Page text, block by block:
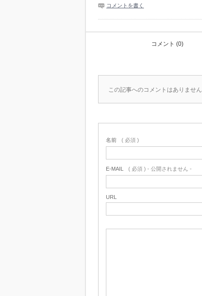
コメントを書く
コメント (0)
この記事へのコメントはありません
名前 ( 必須 )
E-MAIL ( 必須 ) - 公開されません -
URL